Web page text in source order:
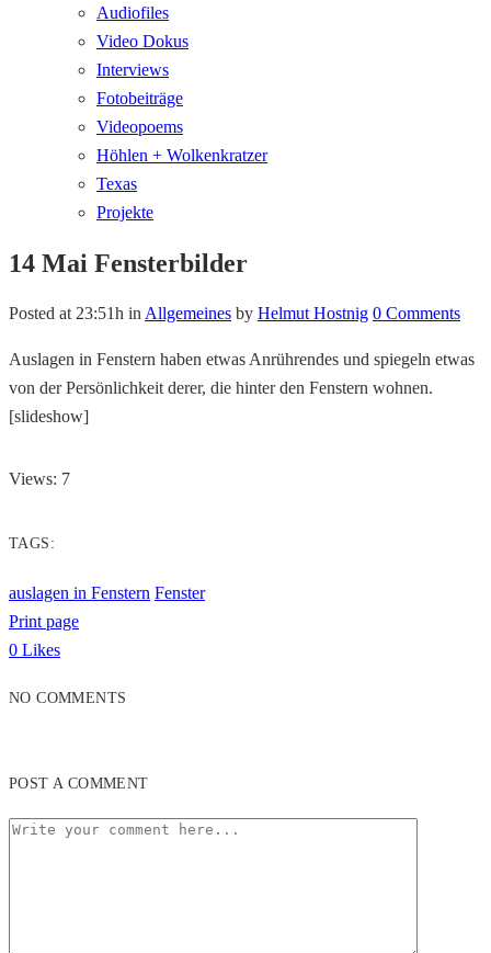
Audiofiles
Video Dokus
Interviews
Fotobeiträge
Videopoems
Höhlen + Wolkenkratzer
Texas
Projekte
14 Mai Fensterbilder
Posted at 23:51h in Allgemeines by Helmut Hostnig 0 Comments
Auslagen in Fenstern haben etwas Anrührendes und spiegeln etwas
von der Persönlichkeit derer, die hinter den Fenstern wohnen.
[slideshow]
Views: 7
TAGS:
auslagen in Fenstern Fenster
Print page
0 Likes
NO COMMENTS
POST A COMMENT